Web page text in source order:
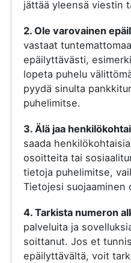
jättää yleensä viestin
2. Ole varovainen
vastaat
epäilyttävästi,
lopeta puhelu
pyydä sinulta
puhelimitse.
3. Älä jaa
saada
osoitteita tai
tietoja puhelimitse,
Tietojesi suojaaminen
4. Tarkista numeron
palveluita ja
soittanut. Jos et
epäilyttävältä, voit